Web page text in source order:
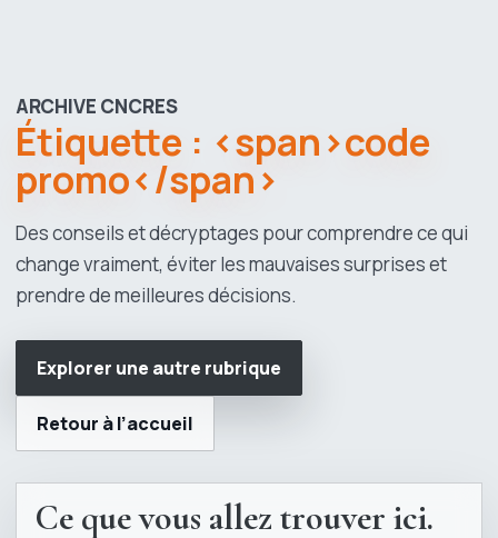
ARCHIVE CNCRES
Étiquette : <span>code
promo</span>
Des conseils et décryptages pour comprendre ce qui
change vraiment, éviter les mauvaises surprises et
prendre de meilleures décisions.
Explorer une autre rubrique
Retour à l’accueil
Ce que vous allez trouver ici.